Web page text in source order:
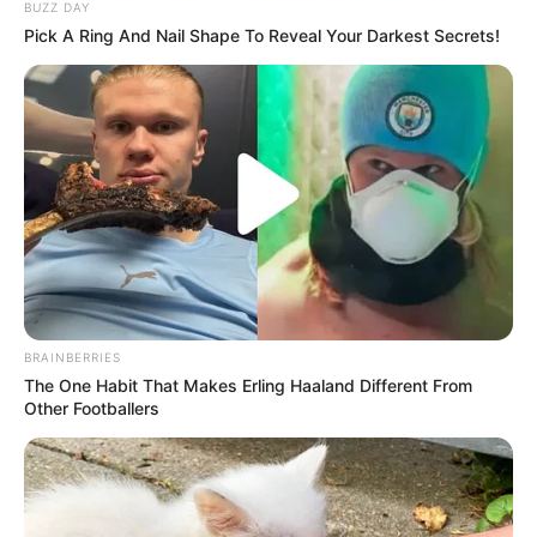
masakan Minangkabau lainnya
Jika dirunut ke belakang, sejarah rendang terbuat dari bahan
daging kerbau. Momen untuk menikmatinya hanya pada saat
BUZZ DAY
Pick A Ring And Nail Shape To Reveal Your Darkest Secrets!
BRAINBERRIES
The One Habit That Makes Erling Haaland Different From
Other Footballers